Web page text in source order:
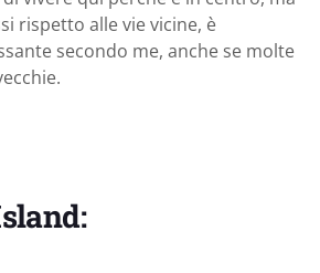
rispetto alle vie vicine, è
secondo me, anche se molte